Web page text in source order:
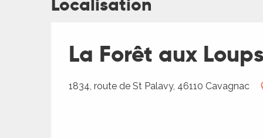
Localisation
La Forêt aux Loups
1834, route de St Palavy, 46110 Cavagnac